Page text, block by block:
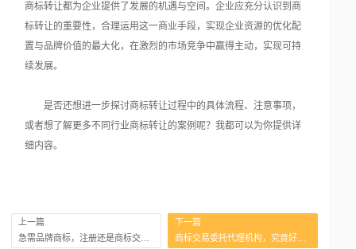
商标转让都为企业提供了发展的机遇与空间。企业应充分认识到商
标转让的重要性，合理运用这一商业手段，实现企业资源的优化配
置与品牌价值的最大化，在激烈的市场竞争中赢得主动，实现可持
续发展。
是否还想进一步探讨商标转让过程中的具体流程、注意事项，
或者想了解更多不同行业商标转让的案例呢？我都可以为你提供详
细内容。
上一篇
下一篇
商标交易委托代理机构，究竟好在哪？